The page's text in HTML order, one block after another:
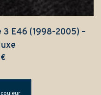
3 E46 (1998-2005) –
€